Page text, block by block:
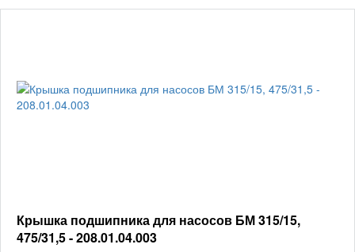
Крышка подшипника для насосов БМ 315/15,
475/31,5 - 208.01.04.003